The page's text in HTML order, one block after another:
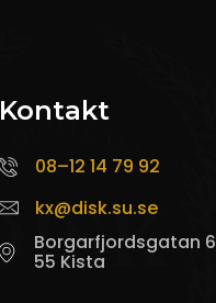
Kontakt
08–12 14 79 92
kx@disk.su.se
Borgarfjordsgatan
55 Kista